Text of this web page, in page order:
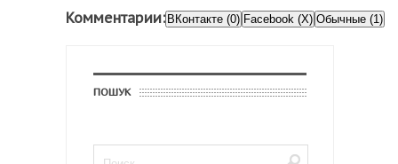
Комментарии: ВКонтакте (0) Facebook (X) Обычные (1)
ПОШУК